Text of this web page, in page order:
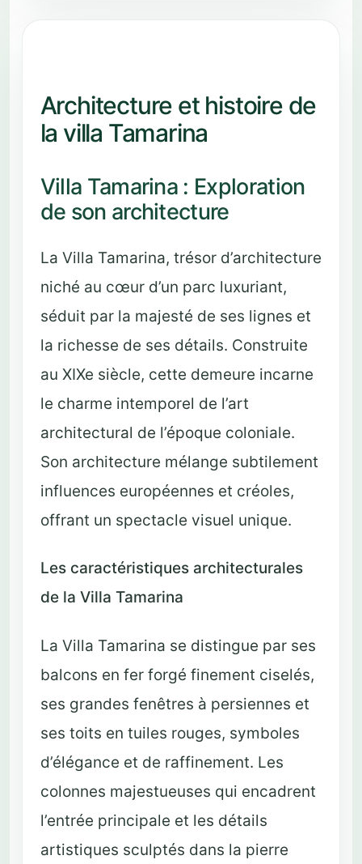
Architecture et histoire de
la villa Tamarina
Villa Tamarina : Exploration
de son architecture
La Villa Tamarina, trésor d’architecture
niché au cœur d’un parc luxuriant,
séduit par la majesté de ses lignes et
la richesse de ses détails. Construite
au XIXe siècle, cette demeure incarne
le charme intemporel de l’art
architectural de l’époque coloniale.
Son architecture mélange subtilement
influences européennes et créoles,
offrant un spectacle visuel unique.
Les caractéristiques architecturales
de la Villa Tamarina
La Villa Tamarina se distingue par ses
balcons en fer forgé finement ciselés,
ses grandes fenêtres à persiennes et
ses toits en tuiles rouges, symboles
d’élégance et de raffinement. Les
colonnes majestueuses qui encadrent
l’entrée principale et les détails
artistiques sculptés dans la pierre